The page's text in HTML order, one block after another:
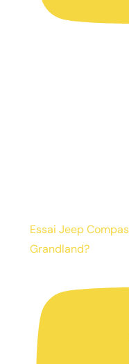
Essai Jeep
Grandland?